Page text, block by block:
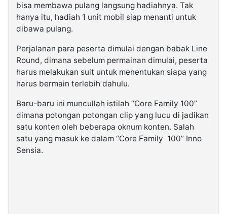
bisa membawa pulang langsung hadiahnya. Tak
hanya itu, hadiah 1 unit mobil siap menanti untuk
dibawa pulang.
Perjalanan para peserta dimulai dengan babak Line
Round, dimana sebelum permainan dimulai, peserta
harus melakukan suit untuk menentukan siapa yang
harus bermain terlebih dahulu.
Baru-baru ini muncullah istilah “Core Family 100”
dimana potongan potongan clip yang lucu di jadikan
satu konten oleh beberapa oknum konten. Salah
satu yang masuk ke dalam “Core Family 100” Inno
Sensia.